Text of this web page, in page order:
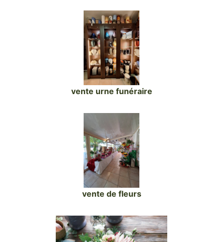
vente urne funéraire
vente de fleurs